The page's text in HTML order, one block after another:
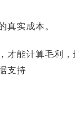
实成本。
能计算毛利，
支持